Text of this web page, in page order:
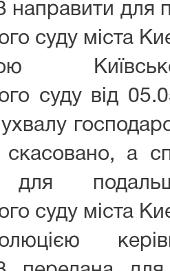
направити для
суду міста
суду від
скасовано, а
для
суду міста